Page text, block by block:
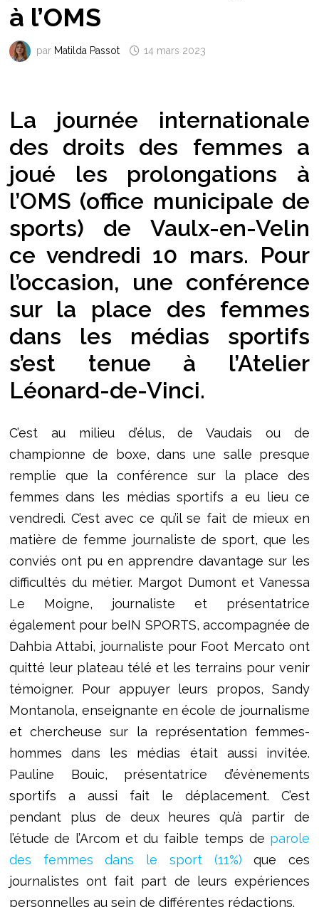
à l’OMS
par Matilda Passot 14 mars 2023
La journée internationale
des droits des femmes a
joué les prolongations à
l’OMS (office municipale de
sports) de Vaulx-en-Velin
ce vendredi 10 mars. Pour
l’occasion, une conférence
sur la place des femmes
dans les médias sportifs
s’est tenue à l’Atelier
Léonard-de-Vinci.
C’est au milieu d’élus, de Vaudais ou de
championne de boxe, dans une salle presque
remplie que la conférence sur la place des
femmes dans les médias sportifs a eu lieu ce
vendredi. C’est avec ce qu’il se fait de mieux en
matière de femme journaliste de sport, que les
conviés ont pu en apprendre davantage sur les
difficultés du métier. Margot Dumont et Vanessa
Le Moigne, journaliste et présentatrice
également pour beIN SPORTS, accompagnée de
Dahbia Attabi, journaliste pour Foot Mercato ont
quitté leur plateau télé et les terrains pour venir
témoigner. Pour appuyer leurs propos, Sandy
Montanola, enseignante en école de journalisme
et chercheuse sur la représentation femmes-
hommes dans les médias était aussi invitée.
Pauline Bouic, présentatrice d’évènements
sportifs a aussi fait le déplacement. C’est
pendant plus de deux heures qu’à partir de
l’étude de l’Arcom et du faible temps de parole
des femmes dans le sport (11%) que ces
journalistes ont fait part de leurs expériences
personnelles au sein de différentes rédactions.